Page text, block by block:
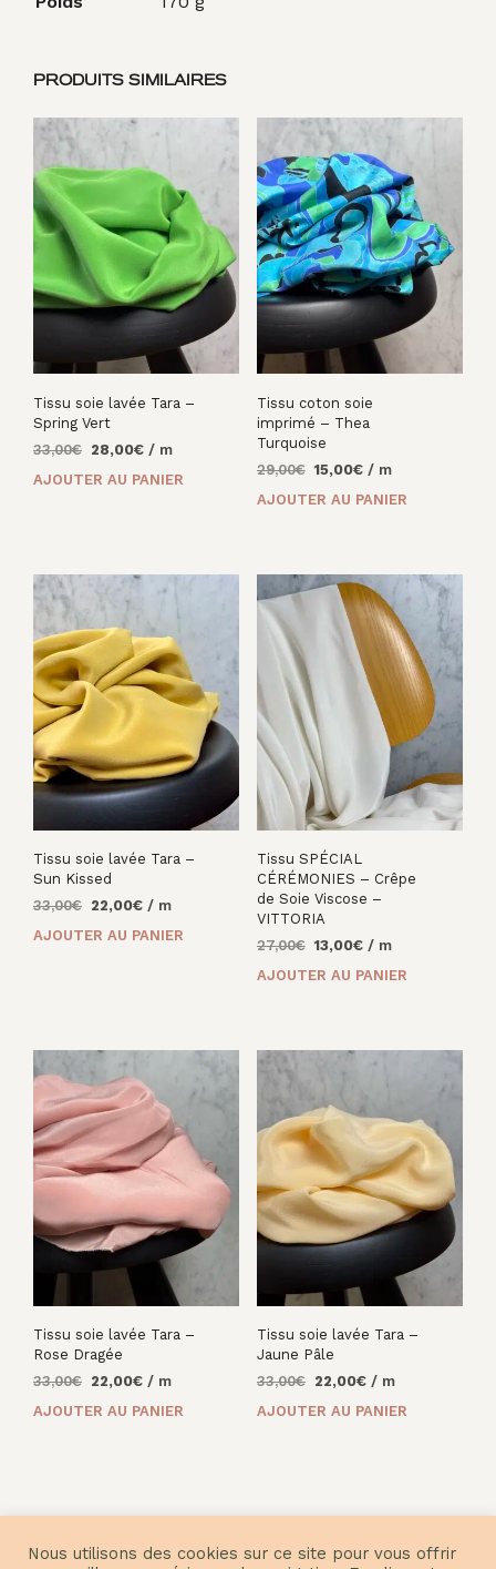
PRODUITS SIMILAIRES
Tissu soie lavée Tara –
Spring Vert
33,00€ Le
28,00€Le/ m
AJOUTER AU PANIER
Tissu coton soie
imprimé – Thea
Turquoise
29,00€ Le
15,00€Le/ m
AJOUTER AU PANIER
Tissu soie lavée Tara –
Sun Kissed
33,00€ Le
22,00€Le/ m
AJOUTER AU PANIER
Tissu SPÉCIAL
CÉRÉMONIES – Crêpe
de Soie Viscose –
VITTORIA
27,00€ Le
13,00€Le/ m
AJOUTER AU PANIER
Tissu soie lavée Tara –
Rose Dragée
33,00€ Le
22,00€Le/ m
AJOUTER AU PANIER
Tissu soie lavée Tara –
Jaune Pâle
33,00€
Le
22,00€Le/ m
AJOUTER AU PANIER
Nous utilisons des cookies sur ce site pour vous offrir